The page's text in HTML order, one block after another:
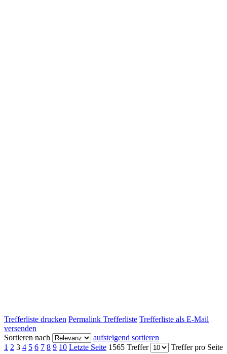
Trefferliste drucken Permalink Trefferliste Trefferliste als E-Mail
versenden
Sortieren nach
aufsteigend sortieren
1 2 3 4 5 6 7 8 9 10 Letzte Seite 1565 Treffer Treffer pro Seite